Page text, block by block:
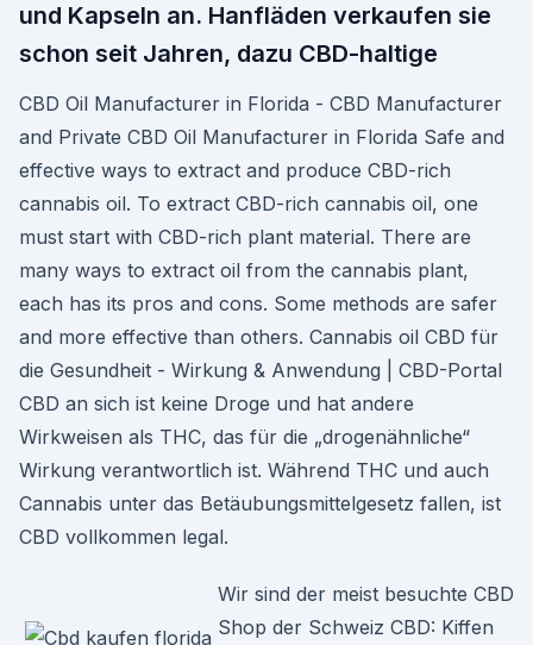
und Kapseln an. Hanfläden verkaufen sie
schon seit Jahren, dazu CBD-haltige
CBD Oil Manufacturer in Florida - CBD Manufacturer
and Private CBD Oil Manufacturer in Florida Safe and
effective ways to extract and produce CBD-rich
cannabis oil. To extract CBD-rich cannabis oil, one
must start with CBD-rich plant material. There are
many ways to extract oil from the cannabis plant,
each has its pros and cons. Some methods are safer
and more effective than others. Cannabis oil CBD für
die Gesundheit - Wirkung & Anwendung | CBD-Portal
CBD an sich ist keine Droge und hat andere
Wirkweisen als THC, das für die „drogenähnliche“
Wirkung verantwortlich ist. Während THC und auch
Cannabis unter das Betäubungsmittelgesetz fallen, ist
CBD vollkommen legal.
Wir sind der meist besuchte CBD
Shop der Schweiz CBD: Kiffen